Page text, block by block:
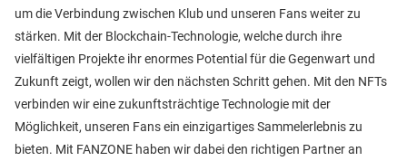
um die Verbindung zwischen Klub und unseren Fans weiter zu
stärken. Mit der Blockchain-Technologie, welche durch ihre
vielfältigen Projekte ihr enormes Potential für die Gegenwart und
Zukunft zeigt, wollen wir den nächsten Schritt gehen. Mit den NFTs
verbinden wir eine zukunftsträchtige Technologie mit der
Möglichkeit, unseren Fans ein einzigartiges Sammelerlebnis zu
bieten. Mit FANZONE haben wir dabei den richtigen Partner an